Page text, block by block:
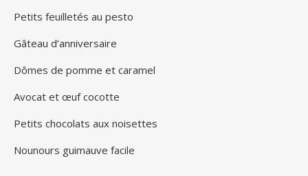
Petits feuilletés au pesto
Gâteau d’anniversaire
Dômes de pomme et caramel
Avocat et œuf cocotte
Petits chocolats aux noisettes
Nounours guimauve facile